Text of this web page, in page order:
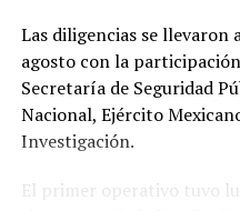
Las diligencias se llevaron
agosto con la
Secretaría de Seguridad
Nacional, Ejército
Investigación.
El primer operativo tuvo